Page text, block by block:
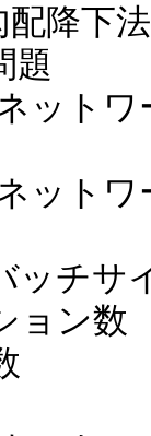
配降下法
題
ット
ット
ッチサ
ョン数